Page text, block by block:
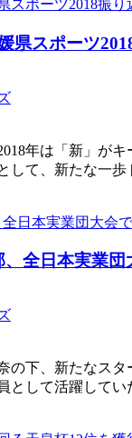
県スポーツ
年は「新」が
して、新たな一
全日本実業団
下、新たなスタ
として活躍して